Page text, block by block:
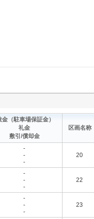
金（駐車場保証金）
礼金
敷引/償却金
区画名称
-
-
-
20
-
-
-
22
-
-
-
23